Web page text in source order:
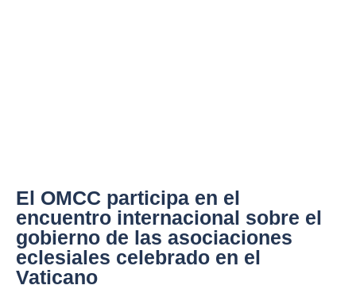
El OMCC participa en el
encuentro internacional sobre el
gobierno de las asociaciones
eclesiales celebrado en el
Vaticano